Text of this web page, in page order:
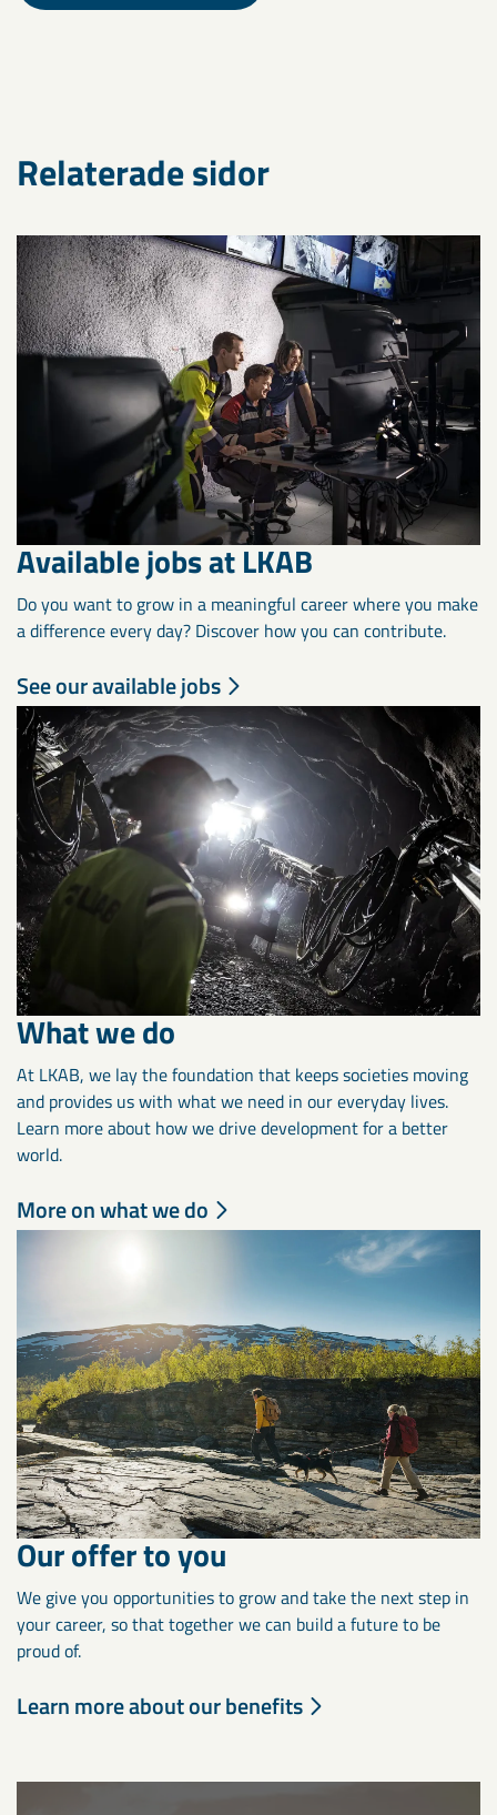
Relaterade sidor
Available jobs at LKAB
Do you want to grow in a meaningful career where you make
a difference every day? Discover how you can contribute.
See our available jobs
What we do
At LKAB, we lay the foundation that keeps societies moving
and provides us with what we need in our everyday lives.
Learn more about how we drive development for a better
world.
More on what we do
Our offer to you
We give you opportunities to grow and take the next step in
your career, so that together we can build a future to be
proud of.
Learn more about our benefits